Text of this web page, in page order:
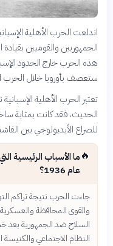
الجمهوريين والقوميين
هذه الحرب خارج الحدود
ستعصف بأوروبا خلال الحرب
تعتبر الحرب الأهلية
الحديث، فقد كانت بمثابة
للصراع الأيديولوجي بين
🔥ما الأسباب الرئيسية
عام 1936؟
جاءت الحرب نتيجة تراكم
والقوى المحافظة والعسكرية
السلاح ضد الجمهورية بعد
النظام الاجتماعي والكنيسة